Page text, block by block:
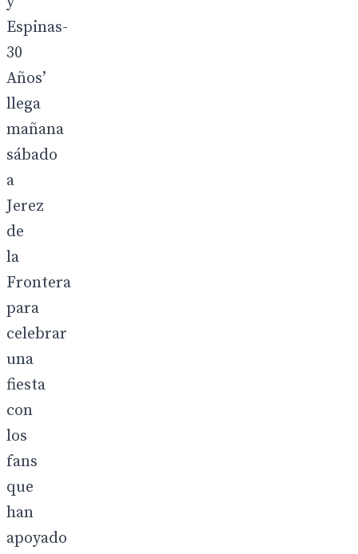
Espinas-
30
Años’
llega
mañana
sábado
a
Jerez
de
la
Frontera
para
celebrar
una
fiesta
con
los
fans
que
han
apoyado